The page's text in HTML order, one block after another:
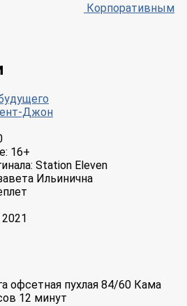
Корпоративным
Джон
16+
Station Eleven
Ильинична
офсетная пухлая 84/60 Кама
12 минут